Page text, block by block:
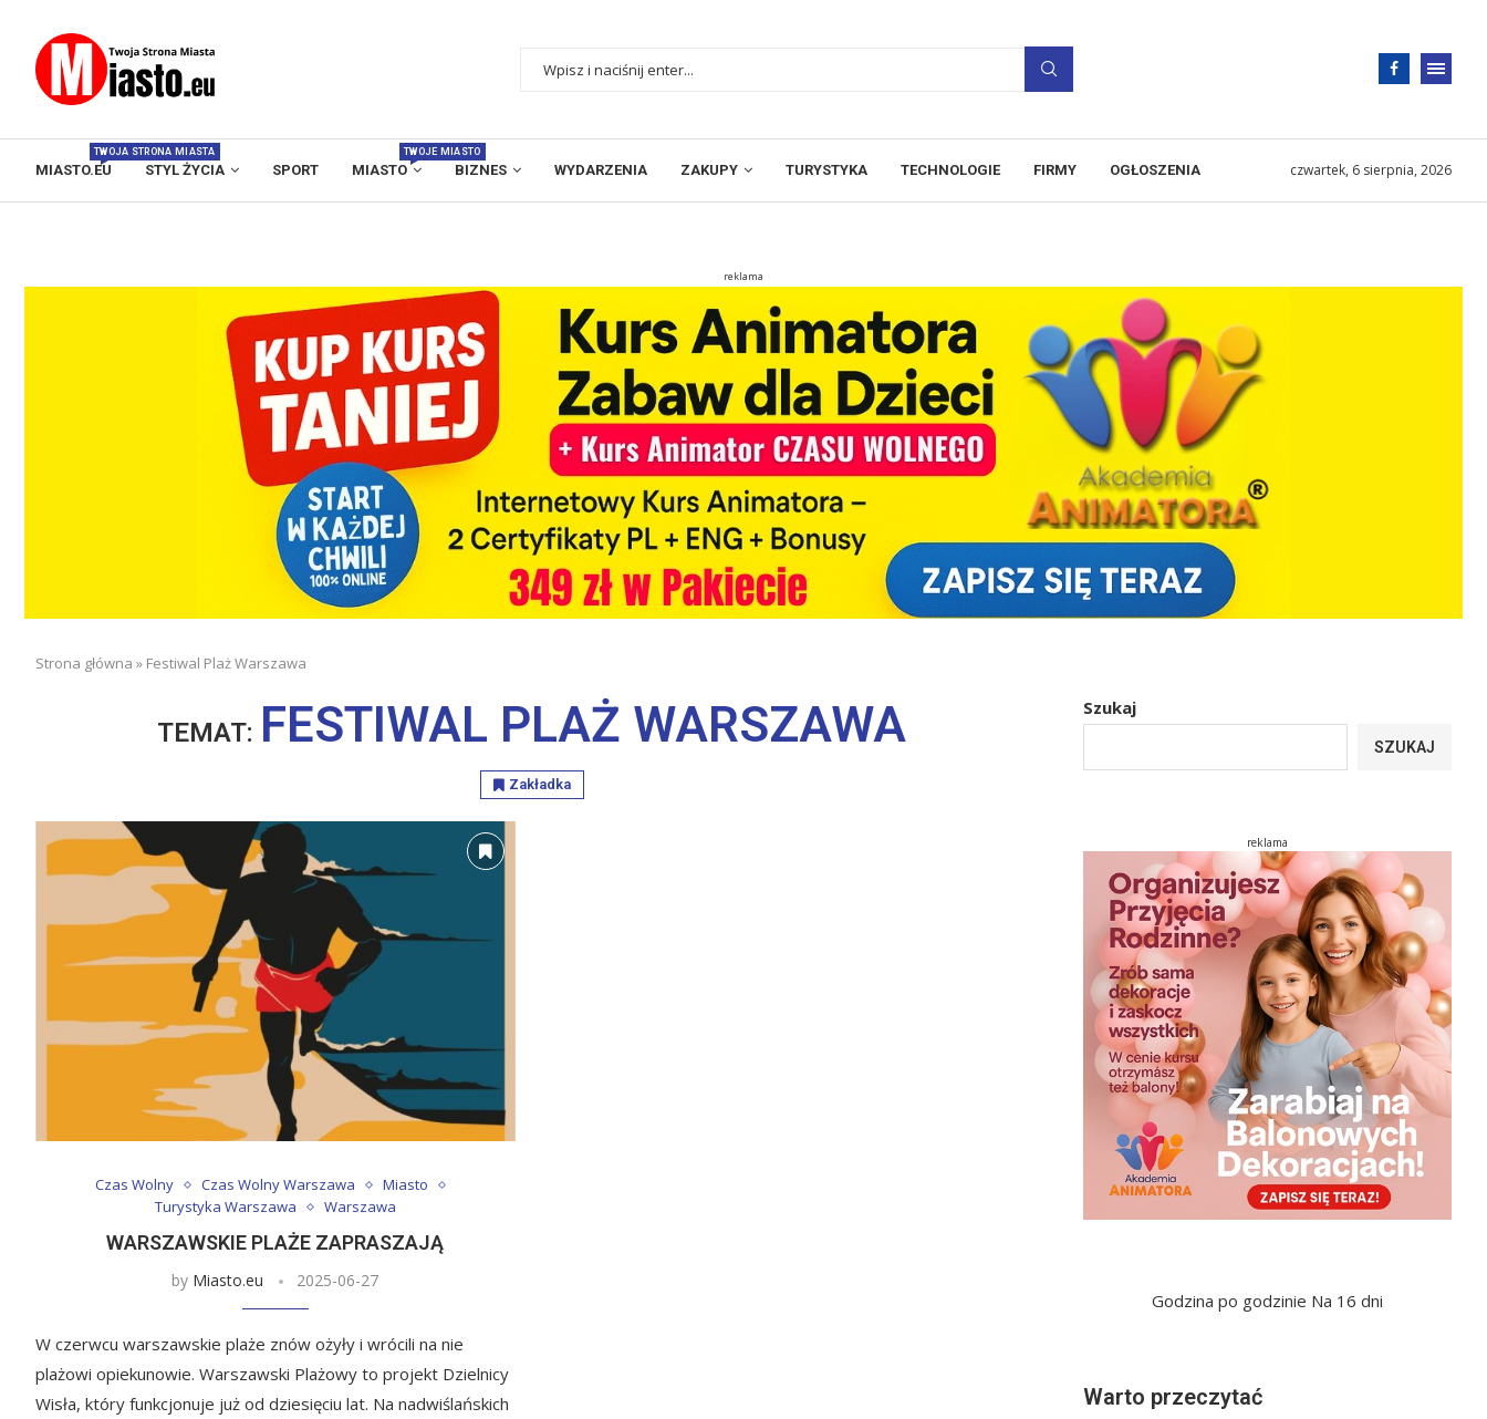
MIASTO.EU
TWOJA STRONA MIASTA
STYL ŻYCIA SPORT MIASTO
TWOJE MIASTO
BIZNES WYDARZENIA ZAKUPY TURYSTYKA TECHNOLOGIE FIRMY OGŁOSZENIA czwartek, 6 sierpnia, 2026
reklama
Strona główna » Festiwal Plaż Warszawa
TEMAT: FESTIWAL PLAŻ WARSZAWA
Zakładka
Czas Wolny Czas Wolny Warszawa
Miasto
Turystyka Warszawa
Warszawa
WARSZAWSKIE PLAŻE ZAPRASZAJĄ
by Miasto.eu 2025-06-27
W czerwcu warszawskie plaże znów ożyły i wrócili na nie
plażowi opiekunowie. Warszawski Plażowy to projekt Dzielnicy
Wisła, który funkcjonuje już od dziesięciu lat. Na nadwiślańskich
Szukaj
SZUKAJ
reklama
Godzina po godzinie Na 16 dni
Warto przeczytać